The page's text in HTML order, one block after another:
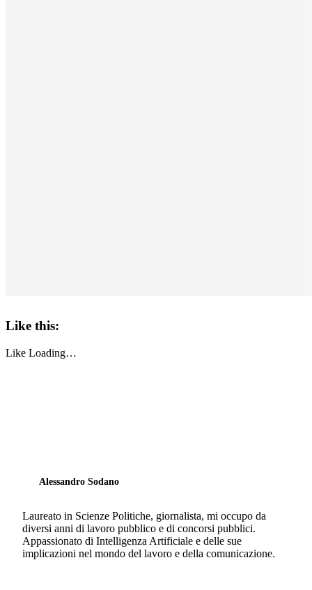
Like this:
Like Loading…
Alessandro Sodano
Laureato in Scienze Politiche, giornalista, mi occupo da
diversi anni di lavoro pubblico e di concorsi pubblici.
Appassionato di Intelligenza Artificiale e delle sue
implicazioni nel mondo del lavoro e della comunicazione.